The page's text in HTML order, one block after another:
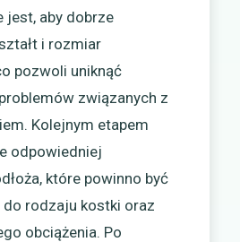
jest, aby dobrze
i rozmiar
pozwoli uniknąć
związanych z
Kolejnym etapem
odpowiedniej
które powinno być
rodzaju kostki oraz
obciążenia. Po